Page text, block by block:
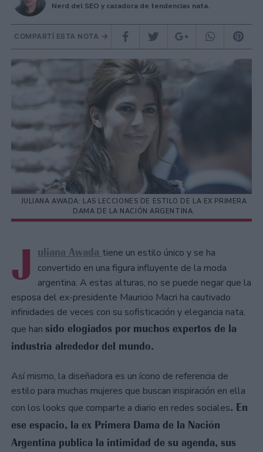
Nerd del SEO y cazadora de tendencias nata.
COMPARTÍ ESTA NOTA
JULIANA AWADA: LAS LECCIONES DE ESTILO DE LA EX PRIMERA
DAMA DE LA NACIÓN ARGENTINA.
J uliana Awada tiene un estilo único y se ha
convertido en una figura influyente de la moda
argentina. A estas alturas, no se puede negar que la
esposa del ex-presidente Mauricio Macri ha cautivado
infinidades de veces con su sofisticación y elegancia nata,
que han sido elogiados por muchos expertos de la
industria alrededor del mundo.
Así mismo, la diseñadora es un ícono de referencia de
estilo para muchas mujeres que buscan inspiración en ella
con los looks que comparte a diario en redes sociales. En
ese espacio, la ex Primera Dama de la Nación
Argentina publica la intimidad de su agenda, sus